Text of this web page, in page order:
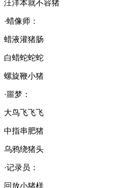
汪洋本就不容猪
·蜡像师：
蜡液灌猪肠
白蜡蛇蛇蛇
螺旋鞭小猪
·噩梦：
大鸟飞飞飞
中指串肥猪
乌鸦绕猪头
·记录员：
回放小猪样